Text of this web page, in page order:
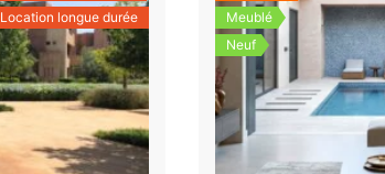
Location longue durée
Meublé
Neuf